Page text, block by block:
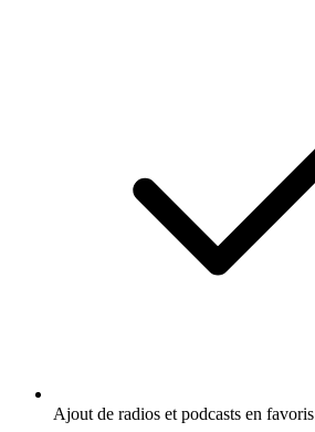
Ajout de radios et podcasts en favoris